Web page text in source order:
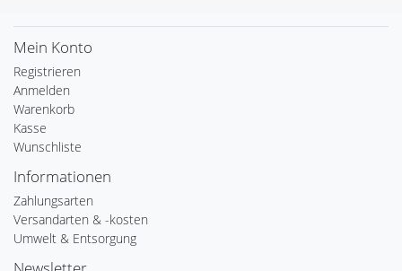
Mein Konto
Registrieren
Anmelden
Warenkorb
Kasse
Wunschliste
Informationen
Zahlungsarten
Versandarten & -kosten
Umwelt & Entsorgung